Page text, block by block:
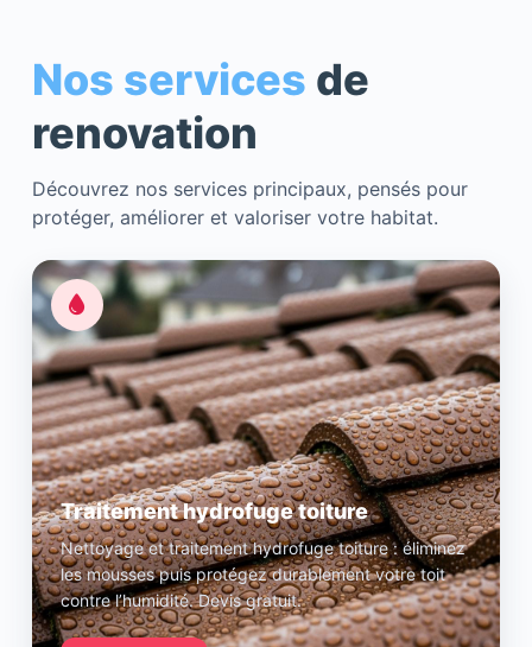
Nos services de
renovation
Découvrez nos services principaux, pensés pour
protéger, améliorer et valoriser votre habitat.
Traitement hydrofuge toiture
Nettoyage et traitement hydrofuge toiture : éliminez
les mousses puis protégez durablement votre toit
contre l’humidité. Devis gratuit.